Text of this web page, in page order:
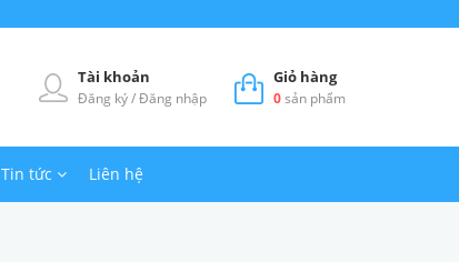
Giỏ hàng
0sản phẩm
Tài khoản
Đăng ký/Đăng nhập
Tin tức Liên hệ